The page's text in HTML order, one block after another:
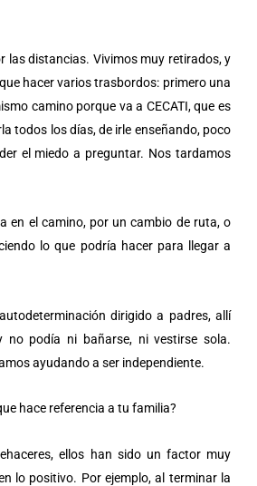
las distancias. Vivimos muy retirados, y
hacer varios trasbordos: primero una
camino porque va a CECATI, que es
todos los días, de irle enseñando, poco
el miedo a preguntar. Nos tardamos
en el camino, por un cambio de ruta, o
lo que podría hacer para llegar a
dirigido a padres, allí
no podía ni bañarse, ni vestirse sola.
ayudando a ser independiente.
hace referencia a tu familia?
ellos han sido un factor muy
lo positivo. Por ejemplo, al terminar la